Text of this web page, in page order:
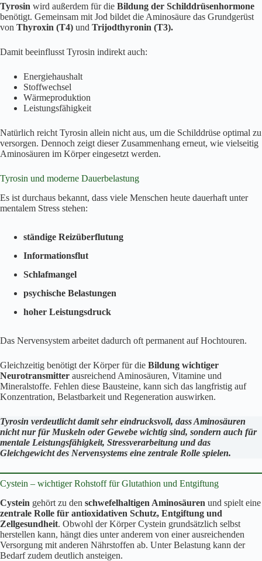
Tyrosin wird außerdem für die Bildung der Schilddrüsenhormone
benötigt. Gemeinsam mit Jod bildet die Aminosäure das Grundgerüst
von Thyroxin (T4) und Trijodthyronin (T3).
Damit beeinflusst Tyrosin indirekt auch:
Energiehaushalt
Stoffwechsel
Wärmeproduktion
Leistungsfähigkeit
Natürlich reicht Tyrosin allein nicht aus, um die Schilddrüse optimal zu
versorgen. Dennoch zeigt dieser Zusammenhang erneut, wie vielseitig
Aminosäuren im Körper eingesetzt werden.
Tyrosin und moderne Dauerbelastung
Es ist durchaus bekannt, dass viele Menschen heute dauerhaft unter
mentalem Stress stehen:
ständige Reizüberflutung
Informationsflut
Schlafmangel
psychische Belastungen
hoher Leistungsdruck
Das Nervensystem arbeitet dadurch oft permanent auf Hochtouren.
Gleichzeitig benötigt der Körper für die Bildung wichtiger
Neurotransmitter ausreichend Aminosäuren, Vitamine und
Mineralstoffe. Fehlen diese Bausteine, kann sich das langfristig auf
Konzentration, Belastbarkeit und Regeneration auswirken.
Tyrosin verdeutlicht damit sehr eindrucksvoll, dass Aminosäuren
nicht nur für Muskeln oder Gewebe wichtig sind, sondern auch für
mentale Leistungsfähigkeit, Stressverarbeitung und das
Gleichgewicht des Nervensystems eine zentrale Rolle spielen.
Cystein – wichtiger Rohstoff für Glutathion und Entgiftung
Cystein gehört zu den schwefelhaltigen Aminosäuren und spielt eine
zentrale Rolle für antioxidativen Schutz, Entgiftung und
Zellgesundheit. Obwohl der Körper Cystein grundsätzlich selbst
herstellen kann, hängt dies unter anderem von einer ausreichenden
Versorgung mit anderen Nährstoffen ab. Unter Belastung kann der
Bedarf zudem deutlich ansteigen.